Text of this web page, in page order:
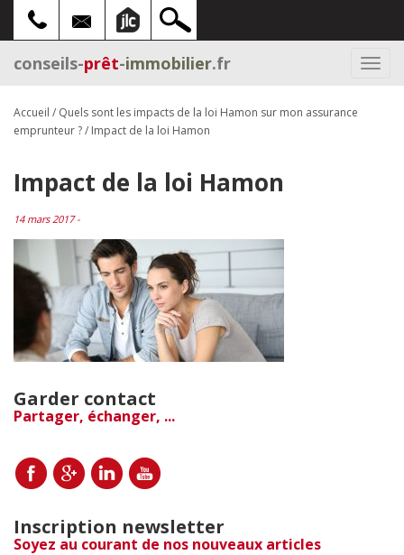
conseils-prêt-immobilier.fr
Accueil / Quels sont les impacts de la loi Hamon sur mon assurance
emprunteur ?/ Impact de la loi Hamon
Impact de la loi Hamon
14 mars 2017 -
Garder contact
Partager, échanger, ...
Inscription newsletter
Soyez au courant de nos nouveaux articles